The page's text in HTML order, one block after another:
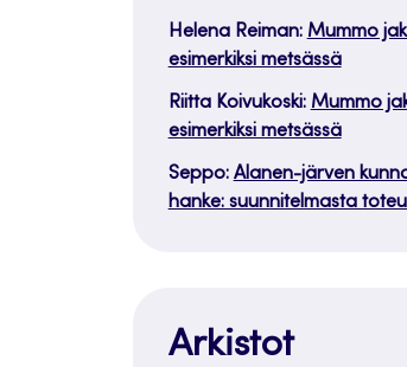
Helena Reiman: Mummo
esimerkiksi metsässä
Riitta Koivukoski: Mummo
esimerkiksi metsässä
Seppo: Alanen-järven
hanke: suunnitelmasta
Arkistot